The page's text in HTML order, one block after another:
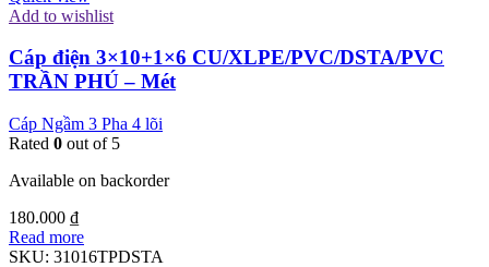
Add to wishlist
Cáp điện 3×10+1×6 CU/XLPE/PVC/DSTA/PVC
TRẦN PHÚ – Mét
Cáp Ngầm 3 Pha 4 lõi
Rated 0 out of 5
Available on backorder
180.000 ₫
Read more
SKU: 31016TPDSTA